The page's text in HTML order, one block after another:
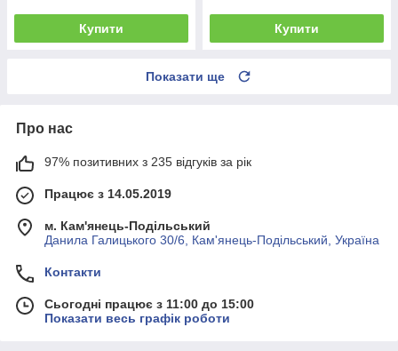
Купити Купити
Показати ще
Про нас
97% позитивних з 235 відгуків за рік
Працює з 14.05.2019
м. Кам'янець-Подільський
Данила Галицького 30/6, Кам'янець-Подільський, Україна
Контакти
Сьогодні працює з 11:00 до 15:00
Показати весь графік роботи